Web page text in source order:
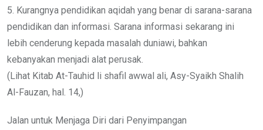
5. Kurangnya pendidikan aqidah yang benar di sarana-sarana
pendidikan dan informasi. Sarana informasi sekarang ini
lebih cenderung kepada masalah duniawi, bahkan
kebanyakan menjadi alat perusak.
(Lihat Kitab At-Tauhid li shafil awwal ali, Asy-Syaikh Shalih
Al-Fauzan, hal. 14,)
Jalan untuk Menjaga Diri dari Penyimpangan